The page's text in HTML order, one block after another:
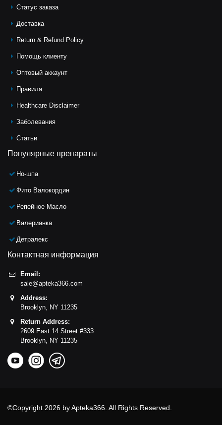
Статус заказа
Доставка
Return & Refund Policy
Помощь клиeнту
Оптовый аккаунт
Правила
Healthcare Disclaimer
Заболевания
Статьи
Популярные препараты
Но-шпа
Фито Валокордин
Репейное Масло
Валерианка
Детралекс
Контактная информация
Email:
sale@apteka366.com
Address:
Brooklyn, NY 11235
Return Address:
2609 East 14 Street #333
Brooklyn, NY 11235
©Copyright 2026 by Apteka366. All Rights Reserved.